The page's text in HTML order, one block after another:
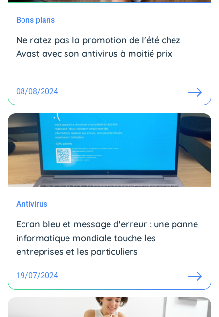
Bons plans
Ne ratez pas la promotion de l'été chez
Avast avec son antivirus à moitié prix
08/08/2024
Antivirus
Ecran bleu et message d'erreur : une panne
informatique mondiale touche les
entreprises et les particuliers
19/07/2024